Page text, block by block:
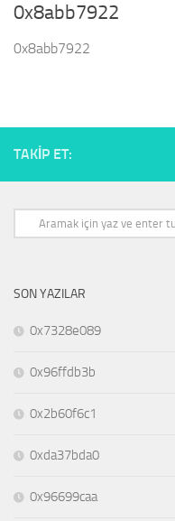
0x8abb7922
0x8abb7922
TAKIP ET:
SON YAZILAR
0x7328e089
0x96ffdb3b
0x2b60f6c1
0xda37bda0
0x96699caa